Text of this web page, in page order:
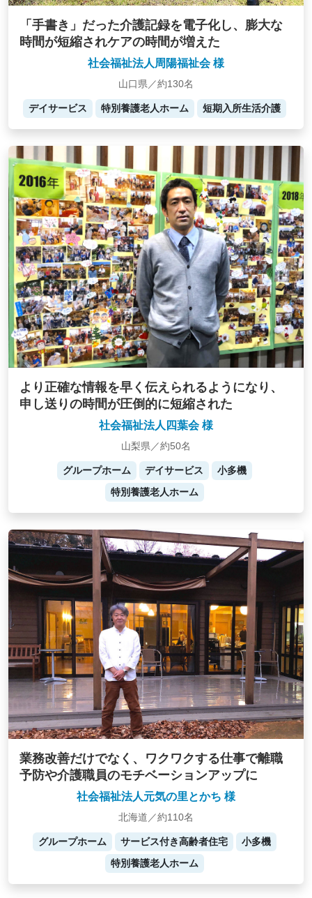
「手書き」だった介護記録を電子化し、膨大な
時間が短縮されケアの時間が増えた
社会福祉法人周陽福祉会 様
山口県／約130名
デイサービス 特別養護老人ホーム 短期入所生活介護
より正確な情報を早く伝えられるようになり、
申し送りの時間が圧倒的に短縮された
社会福祉法人四葉会 様
山梨県／約50名
グループホーム デイサービス
小多機
特別養護老人ホーム
業務改善だけでなく、ワクワクする仕事で離職
予防や介護職員のモチベーションアップに
社会福祉法人元気の里とかち 様
北海道／約110名
グループホーム サービス付き高齢者住宅
小多機
特別養護老人ホーム